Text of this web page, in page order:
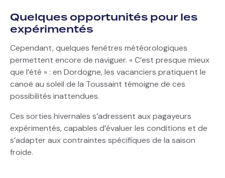
Quelques opportunités pour les
expérimentés
Cependant, quelques fenêtres météorologiques
permettent encore de naviguer. « C’est presque mieux
que l’été » : en Dordogne, les vacanciers pratiquent le
canoë au soleil de la Toussaint témoigne de ces
possibilités inattendues.
Ces sorties hivernales s’adressent aux pagayeurs
expérimentés, capables d’évaluer les conditions et de
s’adapter aux contraintes spécifiques de la saison
froide.